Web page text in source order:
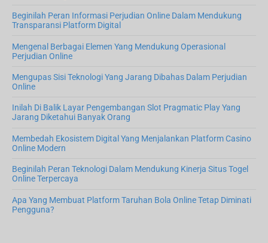
r
Beginilah Peran Informasi Perjudian Online Dalam Mendukung
Transparansi Platform Digital
Mengenal Berbagai Elemen Yang Mendukung Operasional
Perjudian Online
Mengupas Sisi Teknologi Yang Jarang Dibahas Dalam Perjudian
Online
Inilah Di Balik Layar Pengembangan Slot Pragmatic Play Yang
Jarang Diketahui Banyak Orang
Membedah Ekosistem Digital Yang Menjalankan Platform Casino
Online Modern
Beginilah Peran Teknologi Dalam Mendukung Kinerja Situs Togel
Online Terpercaya
Apa Yang Membuat Platform Taruhan Bola Online Tetap Diminati
Pengguna?